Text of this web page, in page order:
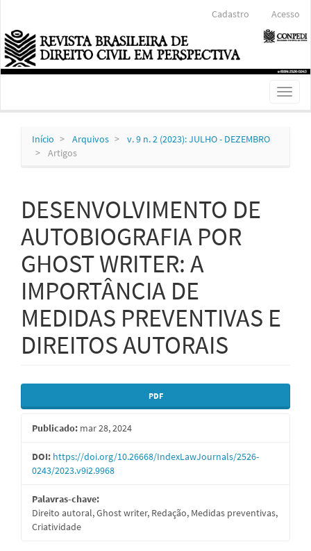
Conteúdo
principal
Barra
Lateral
Cadastro Acesso
Toggle
Início Arquivos
v. 9 n. 2 (2023): JULHO - DEZEMBRO
Artigos
DESENVOLVIMENTO DE
AUTOBIOGRAFIA POR
GHOST WRITER: A
IMPORTÂNCIA DE
MEDIDAS PREVENTIVAS E
DIREITOS AUTORAIS
Barra
lateral
de
artigos
PDF
Publicado: mar 28, 2024
DOI: https://doi.org/10.26668/IndexLawJournals/2526-
0243/2023.v9i2.9968
Palavras-chave:
Direito autoral, Ghost writer, Redação, Medidas preventivas,
Criatividade